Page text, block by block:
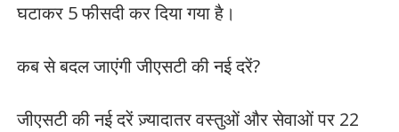
घटाकर 5 फीसदी कर दिया गया है।
कब से बदल जाएंगी जीएसटी की नई दरें?
जीएसटी की नई दरें ज़्यादातर वस्तुओं और सेवाओं पर 22